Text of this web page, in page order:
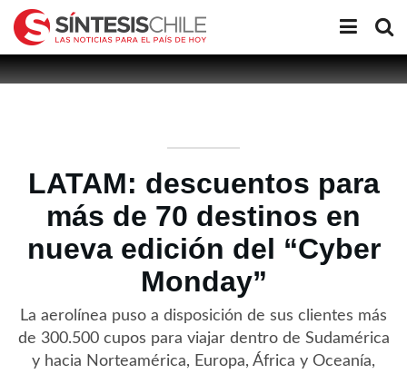
LATAM: descuentos para
más de 70 destinos en
nueva edición del “Cyber
Monday”
La aerolínea puso a disposición de sus clientes más
de 300.500 cupos para viajar dentro de Sudamérica
y hacia Norteamérica, Europa, África y Oceanía,